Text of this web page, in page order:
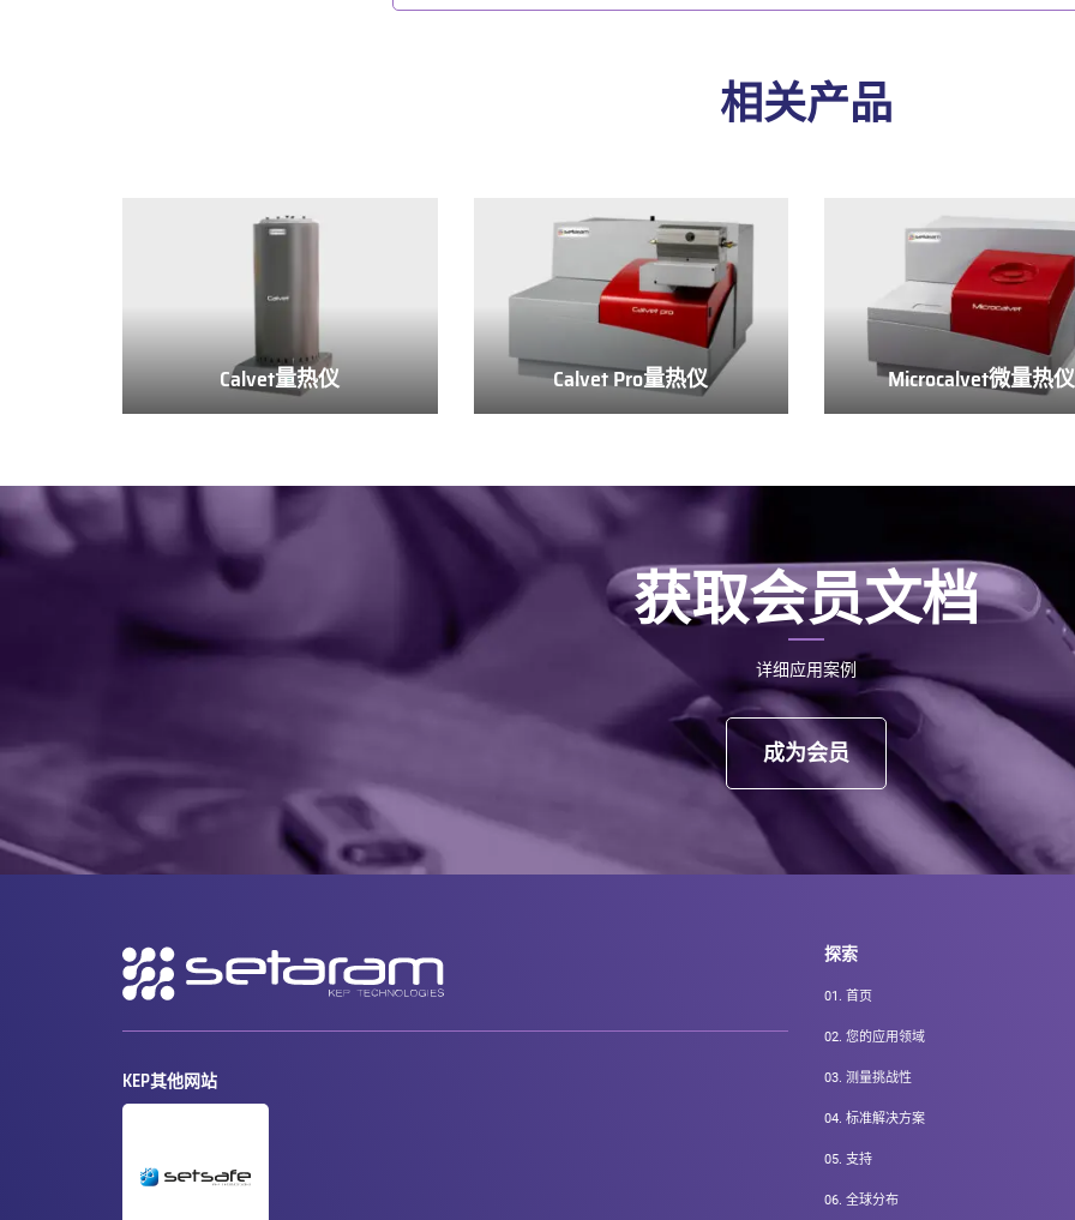
相关产品
Calvet量热仪 Calvet Pro量热仪 Microcalvet微量热仪
获取会员文档
详细应用案例
成为会员
探索
01. 首页
02. 您的应用领域
03. 测量挑战性
04. 标准解决方案
05. 支持
06. 全球分布
KEP其他网站